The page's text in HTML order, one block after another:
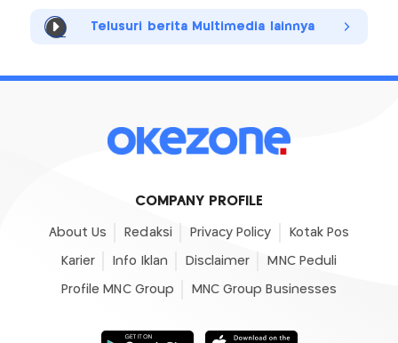
Telusuri berita Multimedia lainnya
COMPANY PROFILE
About Us Redaksi Privacy Policy Kotak Pos
Karier Info Iklan Disclaimer MNC Peduli
Profile MNC Group MNC Group Businesses